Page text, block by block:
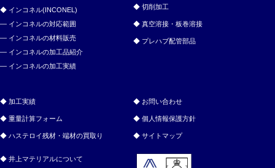
インコネル(INCONEL)
インコネルの対応範囲
インコネルの材料販売
インコネルの加工品紹介
インコネルの加工実績
切削加工
真空溶接・板巻溶接
プレハブ配管部品
加工実績
重量計算フォーム
ハステロイ残材・端材の買取り
井上マテリアルについて
お問い合わせ
個人情報保護方針
サイトマップ